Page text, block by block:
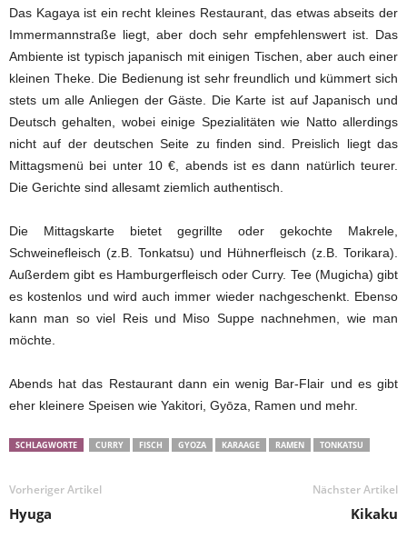
Das Kagaya ist ein recht kleines Restaurant, das etwas abseits der
Immermannstraße liegt, aber doch sehr empfehlenswert ist. Das
Ambiente ist typisch japanisch mit einigen Tischen, aber auch einer
kleinen Theke. Die Bedienung ist sehr freundlich und kümmert sich
stets um alle Anliegen der Gäste. Die Karte ist auf Japanisch und
Deutsch gehalten, wobei einige Spezialitäten wie Natto allerdings
nicht auf der deutschen Seite zu finden sind. Preislich liegt das
Mittagsmenü bei unter 10 €, abends ist es dann natürlich teurer.
Die Gerichte sind allesamt ziemlich authentisch.
Die Mittagskarte bietet gegrillte oder gekochte Makrele,
Schweinefleisch (z.B. Tonkatsu) und Hühnerfleisch (z.B. Torikara).
Außerdem gibt es Hamburgerfleisch oder Curry. Tee (Mugicha) gibt
es kostenlos und wird auch immer wieder nachgeschenkt. Ebenso
kann man so viel Reis und Miso Suppe nachnehmen, wie man
möchte.
Abends hat das Restaurant dann ein wenig Bar-Flair und es gibt
eher kleinere Speisen wie Yakitori, Gyōza, Ramen und mehr.
SCHLAGWORTE CURRY FISCH GYOZA KARAAGE RAMEN TONKATSU
Vorheriger Artikel
Hyuga
Nächster Artikel
Kikaku